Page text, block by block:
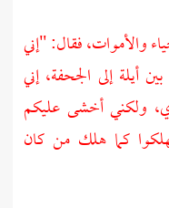
والأموات، فقال: "إني
أيلةإلى الجحفة،إني
ولكني أخشى عليكم
كما هلك من كان